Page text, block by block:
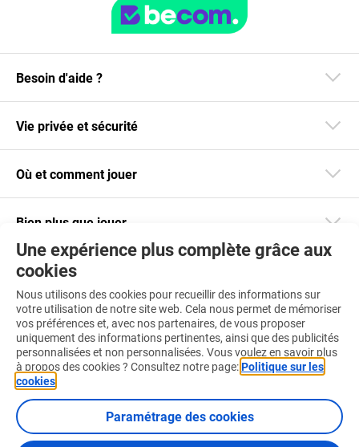
Une expérience plus complète grâce aux
cookies
Nous utilisons des cookies pour recueillir des informations sur
votre utilisation de notre site web. Cela nous permet de mémoriser
vos préférences et, avec nos partenaires, de vous proposer
uniquement des informations pertinentes, ainsi que des publicités
personnalisées et non personnalisées. Vous voulez en savoir plus
à propos des cookies ? Consultez notre page:Politique sur les
cookies
Paramétrage des cookies
Besoin d'aide ?
Vie privée et sécurité
Où et comment jouer
Bien plus que jouer
Téléchargez notre app